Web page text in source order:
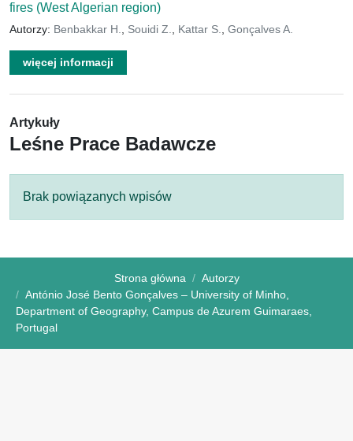
fires (West Algerian region)
Autorzy: Benbakkar H. Souidi Z. Kattar S. Gonçalves A.
więcej informacji
Artykuły
Leśne Prace Badawcze
Brak powiązanych wpisów
Strona główna
Autorzy
António José Bento Gonçalves – University of Minho,
Department of Geography, Campus de Azurem Guimaraes,
Portugal